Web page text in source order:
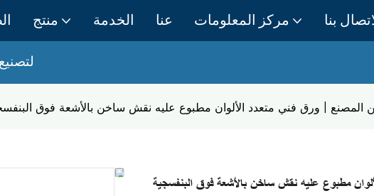
منتج الخدمة عنا مركز المعلومات بنا
| ورق فني متعدد الألوان مطبوع عليه نقش ساخن بالأشعة فوق
مطبوع عليه نقش ساخن بالأشعة فوق البنفسجية